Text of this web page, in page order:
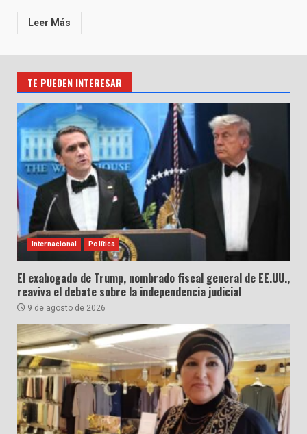
Leer Más
TE PUEDEN INTERESAR
Internacional Política
El exabogado de Trump, nombrado fiscal general de EE.UU.,
reaviva el debate sobre la independencia judicial
9 de agosto de 2026